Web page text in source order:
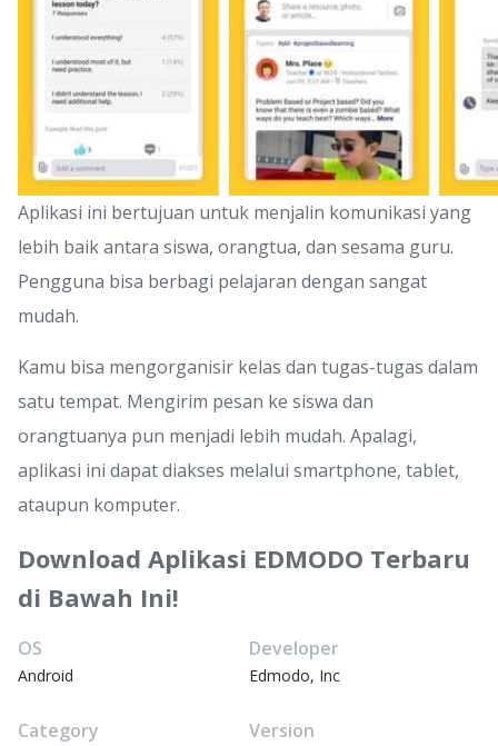
Aplikasi ini bertujuan untuk menjalin komunikasi yang
lebih baik antara siswa, orangtua, dan sesama guru.
Pengguna bisa berbagi pelajaran dengan sangat
mudah.
Kamu bisa mengorganisir kelas dan tugas-tugas dalam
satu tempat. Mengirim pesan ke siswa dan
orangtuanya pun menjadi lebih mudah. Apalagi,
aplikasi ini dapat diakses melalui smartphone, tablet,
ataupun komputer.
Download Aplikasi EDMODO Terbaru
di Bawah Ini!
OS
Android
Developer
Edmodo, Inc
Category Version